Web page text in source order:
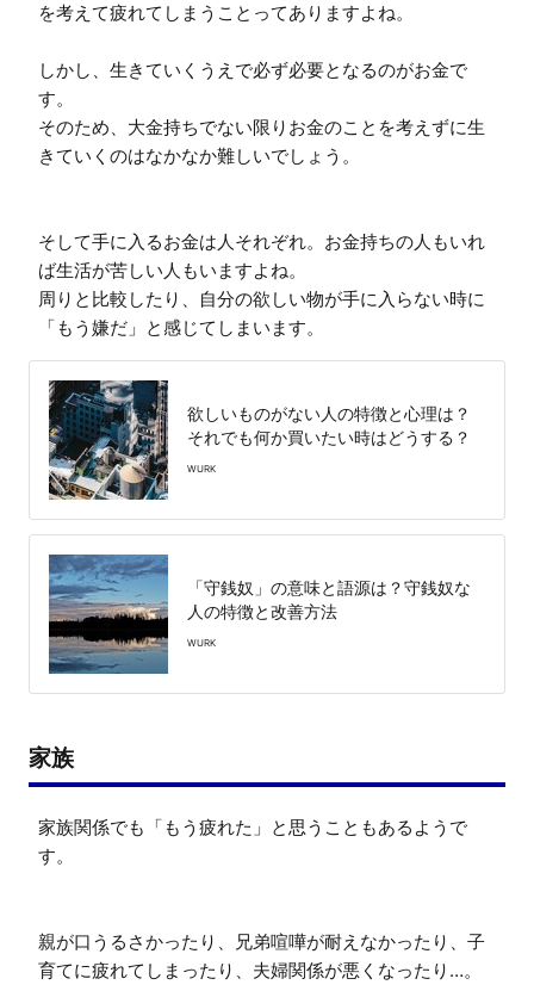
を考えて疲れてしまうことってありますよね。
しかし、生きていくうえで必ず必要となるのがお金で
す。
そのため、大金持ちでない限りお金のことを考えずに生
きていくのはなかなか難しいでしょう。
そして手に入るお金は人それぞれ。お金持ちの人もいれ
ば生活が苦しい人もいますよね。
周りと比較したり、自分の欲しい物が手に入らない時に
「もう嫌だ」と感じてしまいます。
欲しいものがない人の特徴と心理は？
それでも何か買いたい時はどうする？
WURK
「守銭奴」の意味と語源は？守銭奴な
人の特徴と改善方法
WURK
家族
家族関係でも「もう疲れた」と思うこともあるようで
す。
親が口うるさかったり、兄弟喧嘩が耐えなかったり、子
育てに疲れてしまったり、夫婦関係が悪くなったり…。